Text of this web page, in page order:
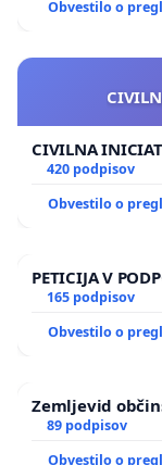
Obvestilo o
CIVILNA
420 podpisov
Obvestilo o
PETICIJA V
165 podpisov
Obvestilo o
Zemljevid
89 podpisov
Obvestilo o